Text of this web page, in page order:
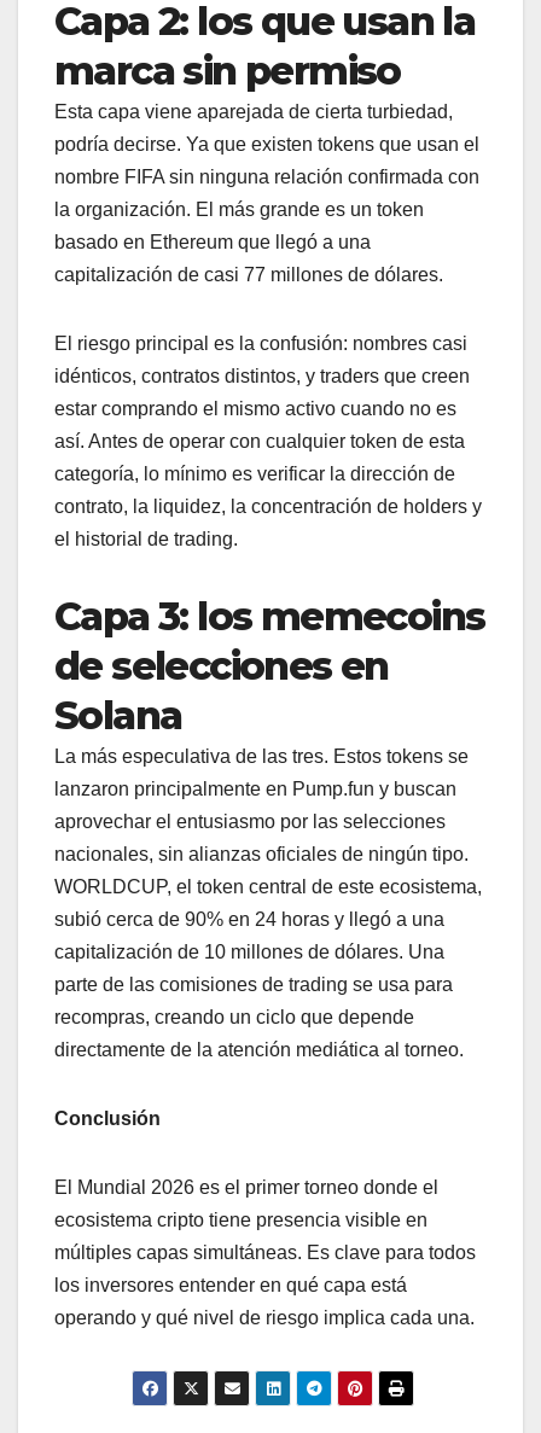
Capa 2: los que usan la
marca sin permiso
Esta capa viene aparejada de cierta turbiedad,
podría decirse. Ya que existen tokens que usan el
nombre FIFA sin ninguna relación confirmada con
la organización. El más grande es un token
basado en Ethereum que llegó a una
capitalización de casi 77 millones de dólares.
El riesgo principal es la confusión: nombres casi
idénticos, contratos distintos, y traders que creen
estar comprando el mismo activo cuando no es
así. Antes de operar con cualquier token de esta
categoría, lo mínimo es verificar la dirección de
contrato, la liquidez, la concentración de holders y
el historial de trading.
Capa 3: los memecoins
de selecciones en
Solana
La más especulativa de las tres. Estos tokens se
lanzaron principalmente en Pump.fun y buscan
aprovechar el entusiasmo por las selecciones
nacionales, sin alianzas oficiales de ningún tipo.
WORLDCUP, el token central de este ecosistema,
subió cerca de 90% en 24 horas y llegó a una
capitalización de 10 millones de dólares. Una
parte de las comisiones de trading se usa para
recompras, creando un ciclo que depende
directamente de la atención mediática al torneo.
Conclusión
El Mundial 2026 es el primer torneo donde el
ecosistema cripto tiene presencia visible en
múltiples capas simultáneas. Es clave para todos
los inversores entender en qué capa está
operando y qué nivel de riesgo implica cada una.